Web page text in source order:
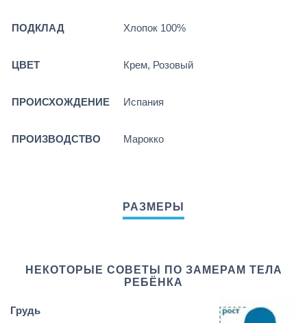
ПОДКЛАД Хлопок 100%
ЦВЕТ Крем, Розовый
ПРОИСХОЖДЕНИЕ Испания
ПРОИЗВОДСТВО Марокко
НЕКОТОРЫЕ СОВЕТЫ ПО ЗАМЕРАМ ТЕЛА
РЕБЁНКА
Грудь